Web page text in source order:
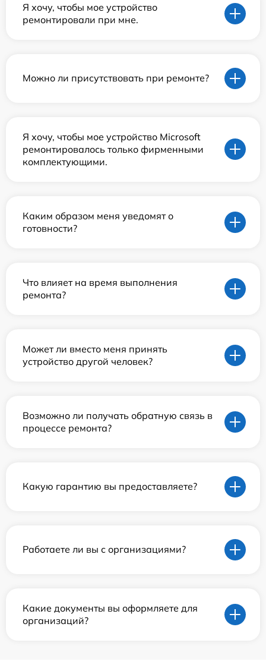
Я хочу, чтобы мое устройство
ремонтировали при мне.
Можно ли присутствовать при ремонте?
Я хочу, чтобы мое устройство Microsoft
ремонтировалось только фирменными
комплектующими.
Каким образом меня уведомят о
готовности?
Что влияет на время выполнения
ремонта?
Может ли вместо меня принять
устройство другой человек?
Возможно ли получать обратную связь в
процессе ремонта?
Какую гарантию вы предоставляете?
Работаете ли вы с организациями?
Какие документы вы оформляете для
организаций?